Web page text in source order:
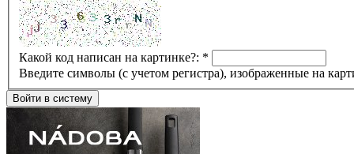
Какой код написан на картинке?: *
Введите символы (с учетом регистра), изображенные на